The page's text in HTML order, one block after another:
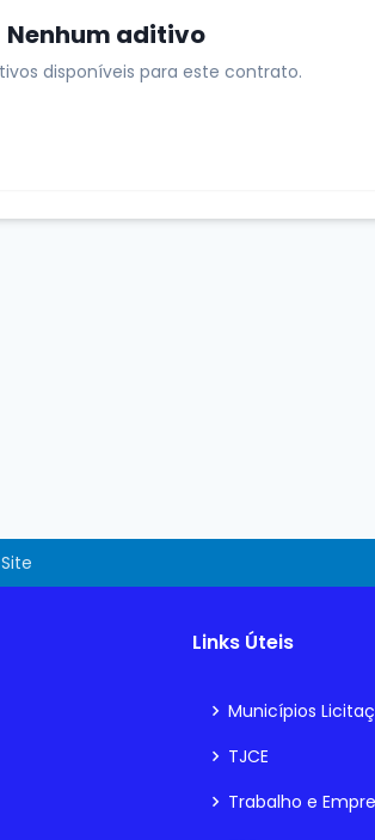
Nenhum aditivo
disponíveis para este contrato.
Links Úteis
Municípios
TJCE
Trabalho e